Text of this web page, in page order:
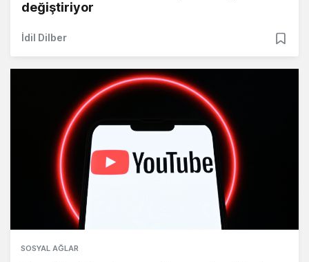
değiştiriyor
İdil Dilber
SOSYAL AĞLAR